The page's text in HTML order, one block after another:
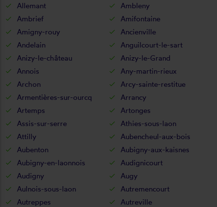
Allemant
Ambleny
Ambrief
Amifontaine
Amigny-rouy
Ancienville
Andelain
Anguilcourt-le-sart
Anizy-le-château
Anizy-le-Grand
Annois
Any-martin-rieux
Archon
Arcy-sainte-restitue
Armentières-sur-ourcq
Arrancy
Artemps
Artonges
Assis-sur-serre
Athies-sous-laon
Attilly
Aubencheul-aux-bois
Aubenton
Aubigny-aux-kaisnes
Aubigny-en-laonnois
Audignicourt
Audigny
Augy
Aulnois-sous-laon
Autremencourt
Autreppes
Autreville